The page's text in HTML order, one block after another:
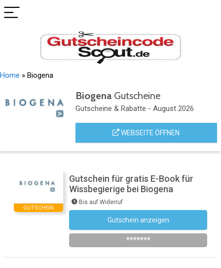
Home » Biogena
BiogenaGutscheine
Gutscheine & Rabatte - August 2026
WEBSEITE ÖFFNEN
GUTSCHEIN
Gutschein für gratis E-Book für
Wissbegierige bei Biogena
Bis auf Widerruf
Gutschein anzeigen
*******